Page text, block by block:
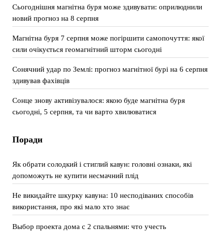
Сьогоднішня магнітна буря може здивувати: оприлюднили
новий прогноз на 8 серпня
Магнітна буря 7 серпня може погіршити самопочуття: якої
сили очікується геомагнітний шторм сьогодні
Сонячний удар по Землі: прогноз магнітної бурі на 6 серпня
здивував фахівців
Сонце знову активізувалося: якою буде магнітна буря
сьогодні, 5 серпня, та чи варто хвилюватися
Поради
Як обрати солодкий і стиглий кавун: головні ознаки, які
допоможуть не купити несмачний плід
Не викидайте шкурку кавуна: 10 несподіваних способів
використання, про які мало хто знає
Выбор проекта дома с 2 спальнями: что учесть